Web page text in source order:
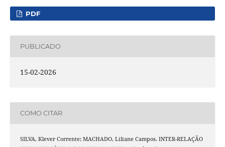
PDF
PUBLICADO
15-02-2026
COMO CITAR
SILVA, Klever Corrente; MACHADO, Liliane Campos. INTER-RELAÇÃO